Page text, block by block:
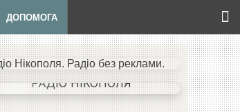
ДОПОМОГА